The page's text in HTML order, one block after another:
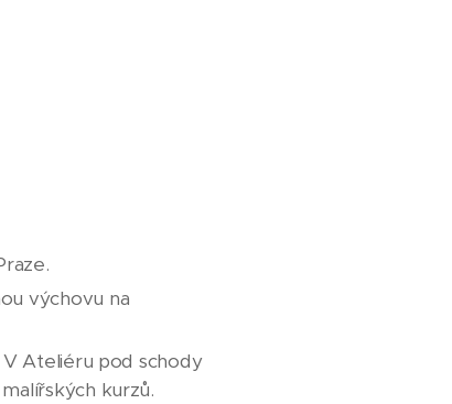
výchovu na
Ateliéru pod schody
kurzů.